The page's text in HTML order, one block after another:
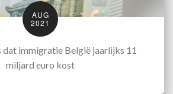
AUG
2021
immigratie België jaarlijks 11
miljard euro kost